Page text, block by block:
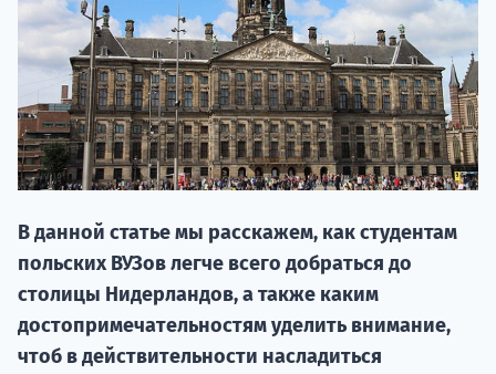
В данной статье мы расскажем, как студентам
польских ВУЗов легче всего добраться до
столицы Нидерландов, а также каким
достопримечательностям уделить внимание,
чтоб в действительности насладиться
НАБОР